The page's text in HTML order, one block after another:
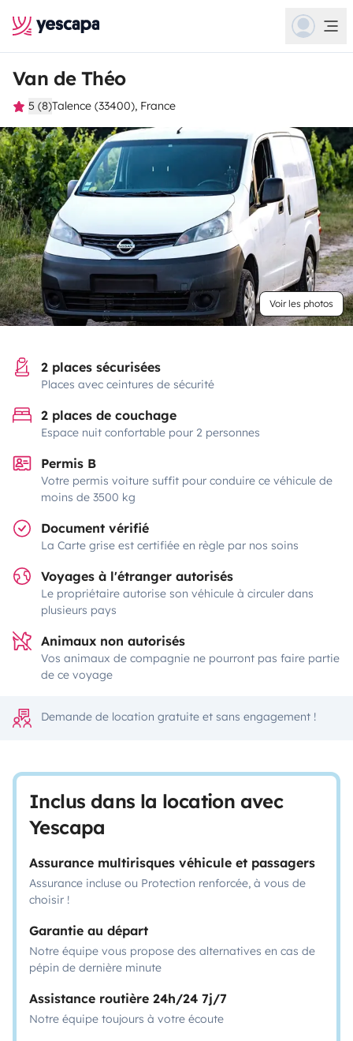
Van de Théo
5 (8)Talence (33400), France
Voir les photos
2 places sécurisées
Places avec ceintures de sécurité
2 places de couchage
Espace nuit confortable pour 2 personnes
Permis B
Votre permis voiture suffit pour conduire ce véhicule de
moins de 3500 kg
Document vérifié
La Carte grise est certifiée en règle par nos soins
Voyages à l'étranger autorisés
Le propriétaire autorise son véhicule à circuler dans
plusieurs pays
Animaux non autorisés
Vos animaux de compagnie ne pourront pas faire partie
de ce voyage
Demande de location gratuite et sans engagement !
Inclus dans la location avec
Yescapa
Assurance multirisques véhicule et passagers
Assurance incluse ou Protection renforcée, à vous de
choisir !
Garantie au départ
Notre équipe vous propose des alternatives en cas de
pépin de dernière minute
Assistance routière 24h/24 7j/7
Notre équipe toujours à votre écoute